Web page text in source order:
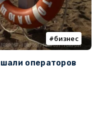
бизнес
операторов